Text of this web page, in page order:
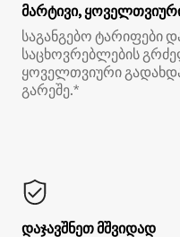
მარტივი,
საგანგებო ტარიფები
საცხოვრებლების
ყოველთვიური
გარეშე.*
დაჯავშნეთ მშვიდად